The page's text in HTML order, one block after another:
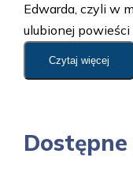
Edwarda, czyli w
ulubionej powieści
Czytaj więcej